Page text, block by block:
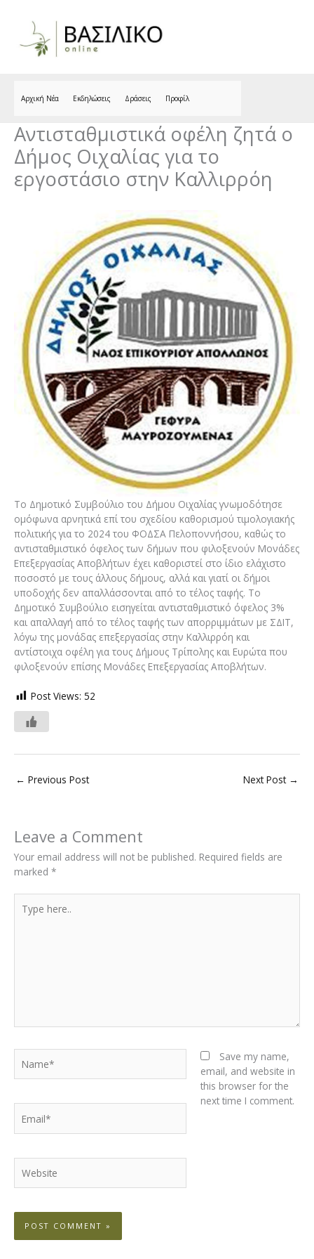
Αρχική Νέα Εκδηλώσεις Δράσεις Προφίλ
Αντισταθμιστικά οφέλη ζητά ο
Δήμος Οιχαλίας για το
εργοστάσιο στην Καλλιρρόη
Το Δημοτικό Συμβούλιο του Δήμου Οιχαλίας γνωμοδότησε
ομόφωνα αρνητικά επί του σχεδίου καθορισμού τιμολογιακής
πολιτικής για το 2024 του ΦΟΔΣΑ Πελοποννήσου, καθώς το
αντισταθμιστικό όφελος των δήμων που φιλοξενούν Μονάδες
Επεξεργασίας Αποβλήτων έχει καθοριστεί στο ίδιο ελάχιστο
ποσοστό με τους άλλους δήμους, αλλά και γιατί οι δήμοι
υποδοχής δεν απαλλάσσονται από το τέλος ταφής. Το
Δημοτικό Συμβούλιο εισηγείται αντισταθμιστικό όφελος 3%
και απαλλαγή από το τέλος ταφής των απορριμμάτων με ΣΔΙΤ,
λόγω της μονάδας επεξεργασίας στην Καλλιρρόη και
αντίστοιχα οφέλη για τους Δήμους Τρίπολης και Ευρώτα που
φιλοξενούν επίσης Μονάδες Επεξεργασίας Αποβλήτων.
Post Views: 52
← Previous Post Next Post →
Leave a Comment
Your email address will not be published. Required fields are
marked *
here..
Save my name,
email, and website in
this browser for the
next time I comment.